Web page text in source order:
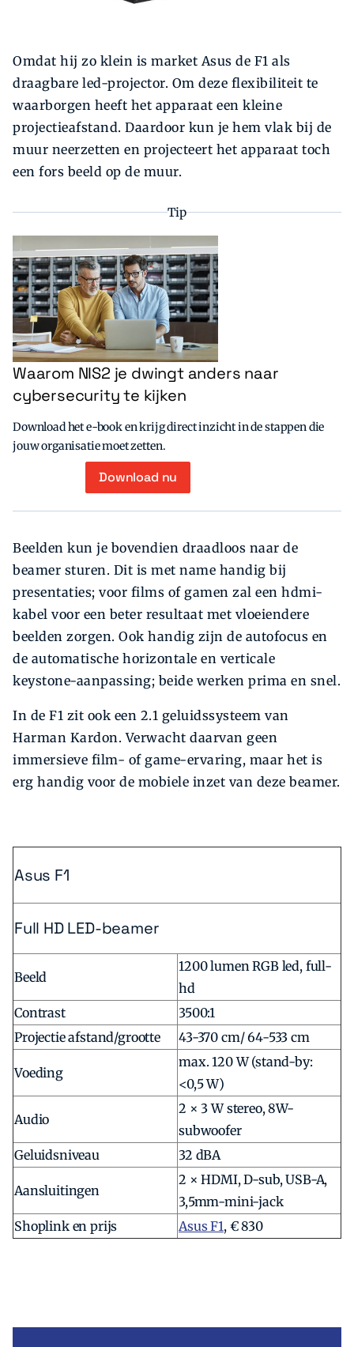
Omdat hij zo klein is market Asus de F1 als
draagbare led-projector. Om deze flexibiliteit te
waarborgen heeft het apparaat een kleine
projectieafstand. Daardoor kun je hem vlak bij de
muur neerzetten en projecteert het apparaat toch
een fors beeld op de muur.
Tip
Waarom NIS2 je dwingt anders naar
cybersecurity te kijken
Download het e-book en krijg direct inzicht in de stappen die
jouw organisatie moet zetten.
Download nu
Beelden kun je bovendien draadloos naar de
beamer sturen. Dit is met name handig bij
presentaties; voor films of gamen zal een hdmi-
kabel voor een beter resultaat met vloeiendere
beelden zorgen. Ook handig zijn de autofocus en
de automatische horizontale en verticale
keystone-aanpassing; beide werken prima en snel.
In de F1 zit ook een 2.1 geluidssysteem van
Harman Kardon. Verwacht daarvan geen
immersieve film- of game-ervaring, maar het is
erg handig voor de mobiele inzet van deze beamer.
Asus F1
Full HD LED-beamer
Beeld
1200 lumen RGB led, full-
hd
Contrast
3500:1
Projectie afstand/grootte
43-370 cm/ 64-533 cm
Voeding
max. 120 W (stand-by:
<0,5 W)
Audio
2 × 3 W stereo, 8W-
subwoofer
Geluidsniveau
32 dBA
Aansluitingen
2 × HDMI, D-sub, USB-A,
3,5mm-mini-jack
Shoplink en prijs
Asus F1, € 830